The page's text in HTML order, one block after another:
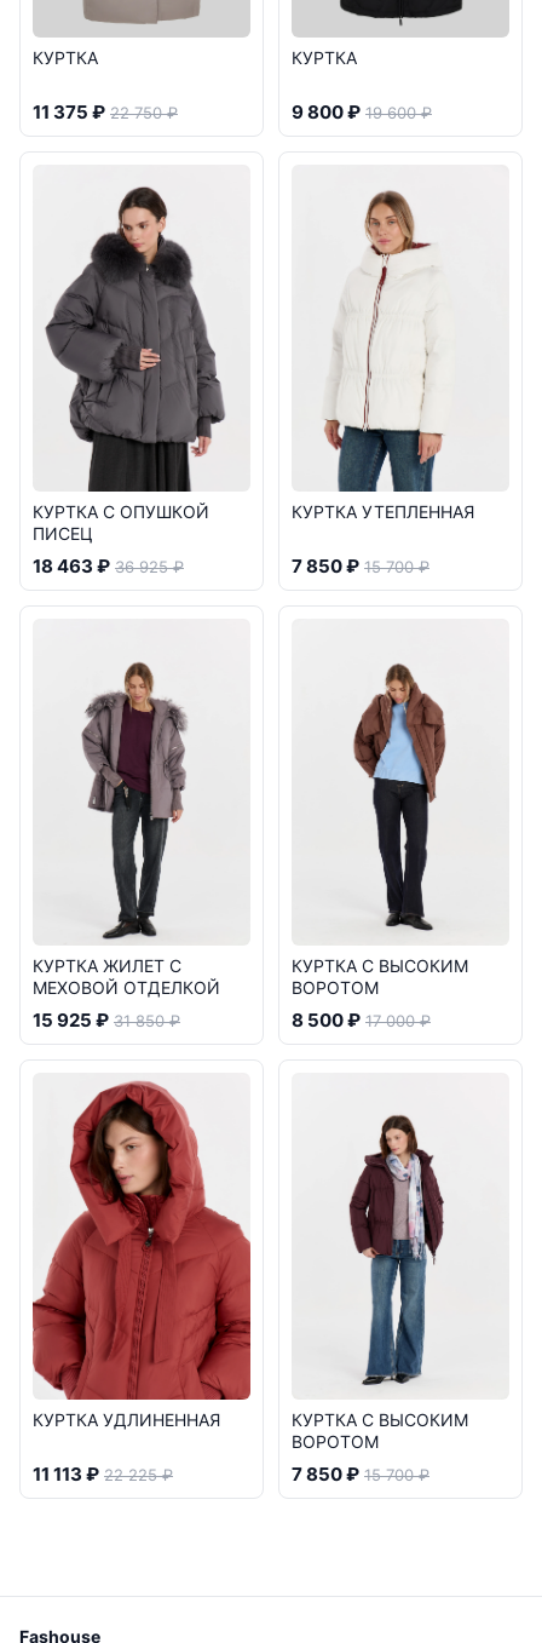
КУРТКА
11 375 ₽ 22 750 ₽
КУРТКА
9 800 ₽ 19 600 ₽
КУРТКА С ОПУШКОЙ
ПИСЕЦ
18 463 ₽ 36 925 ₽
КУРТКА УТЕПЛЕННАЯ
7 850 ₽ 15 700 ₽
КУРТКА ЖИЛЕТ С
МЕХОВОЙ ОТДЕЛКОЙ
15 925 ₽ 31 850 ₽
КУРТКА С ВЫСОКИМ
ВОРОТОМ
8 500 ₽ 17 000 ₽
КУРТКА УДЛИНЕННАЯ
11 113 ₽ 22 225 ₽
КУРТКА С ВЫСОКИМ
ВОРОТОМ
7 850 ₽ 15 700 ₽
Fashouse